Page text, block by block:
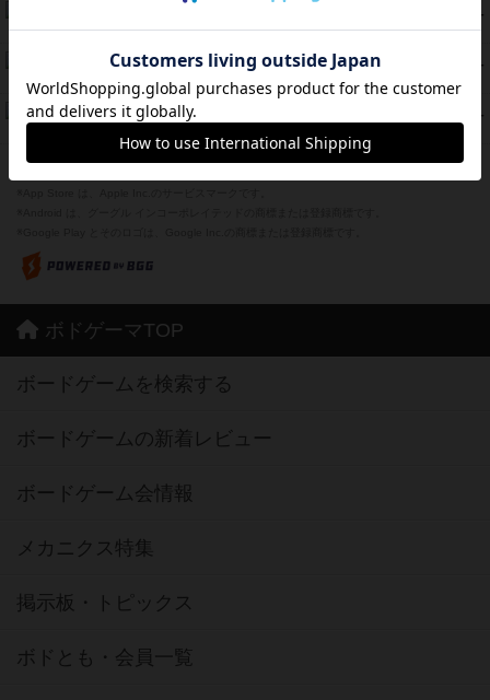
PT
紹介文あり 1件の投稿
PT
スーパーストア3000
37 PT
フリップ７：復讐心とともに
ボドゲーマTOP
ボードゲームを検索する
ボードゲームの新着レビュー
ボードゲーム会情報
メカニクス特集
掲示板・トピックス
ボドとも・会員一覧